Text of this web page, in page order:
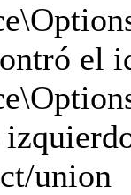
el
union